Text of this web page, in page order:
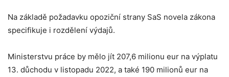
Na základě požadavku opoziční strany SaS novela zákona
specifikuje i rozdělení výdajů.
Ministerstvu práce by mělo jít 207,6 milionu eur na výplatu
13. důchodu v listopadu 2022, a také 190 milionů eur na